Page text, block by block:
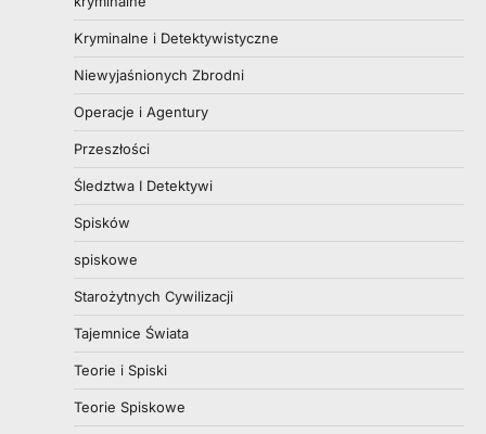
Kryminalne i Detektywistyczne
Niewyjaśnionych Zbrodni
Operacje i Agentury
Przeszłości
Śledztwa I Detektywi
Spisków
spiskowe
Starożytnych Cywilizacji
Tajemnice Świata
Teorie i Spiski
Teorie Spiskowe